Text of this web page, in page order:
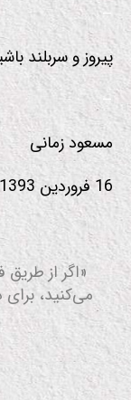
–
پیروز و سربلند
–
مسعود زمانی
16 فروردین 1393
«اگر از
می‌کنید،